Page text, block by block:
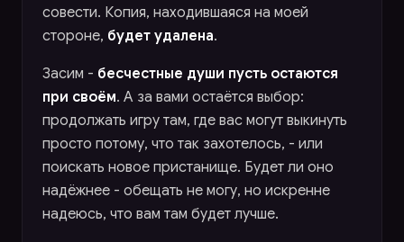
совести. Копия, находившаяся на моей
стороне, будет удалена.
Засим - бесчестные души пусть остаются
при своём. А за вами остаётся выбор:
продолжать игру там, где вас могут выкинуть
просто потому, что так захотелось, - или
поискать новое пристанище. Будет ли оно
надёжнее - обещать не могу, но искренне
надеюсь, что вам там будет лучше.